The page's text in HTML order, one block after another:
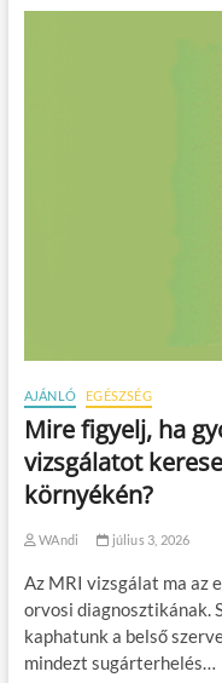
AJÁNLÓ EGÉSZSÉG
Mire figyelj, ha
vizsgálatot
környékén?
WAndi július 3, 2026
Az MRI vizsgálat ma az
orvosi diagnosztikának.
kaphatunk a belső
mindezt sugárterhelés…